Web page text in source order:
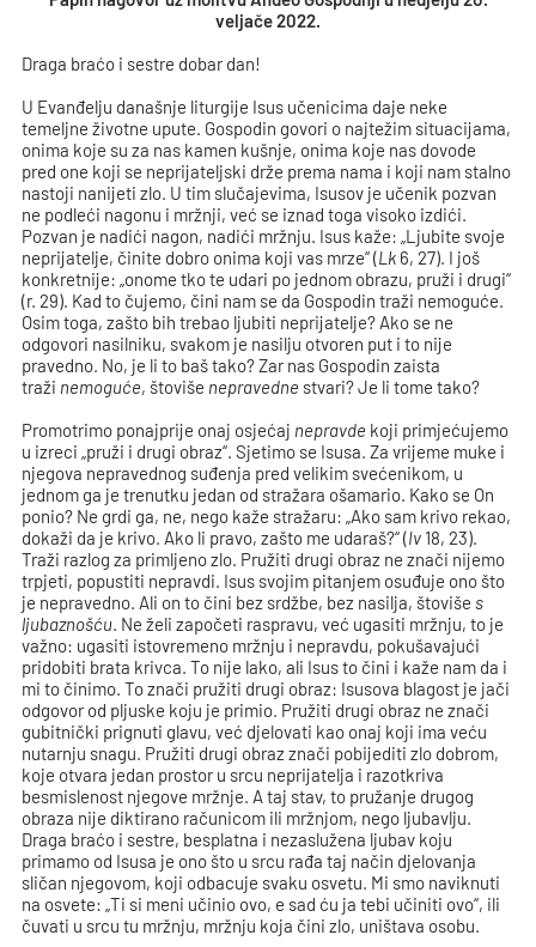
veljače 2022.
Draga braćo i sestre dobar dan!
U Evanđelju današnje liturgije Isus učenicima daje neke
temeljne životne upute. Gospodin govori o najtežim situacijama,
onima koje su za nas kamen kušnje, onima koje nas dovode
pred one koji se neprijateljski drže prema nama i koji nam stalno
nastoji nanijeti zlo. U tim slučajevima, Isusov je učenik pozvan
ne podleći nagonu i mržnji, već se iznad toga visoko izdići.
Pozvan je nadići nagon, nadići mržnju. Isus kaže: „Ljubite svoje
neprijatelje, činite dobro onima koji vas mrze“ (Lk 6, 27). I još
konkretnije: „onome tko te udari po jednom obrazu, pruži i drugi“
(r. 29). Kad to čujemo, čini nam se da Gospodin traži nemoguće.
Osim toga, zašto bih trebao ljubiti neprijatelje? Ako se ne
odgovori nasilniku, svakom je nasilju otvoren put i to nije
pravedno. No, je li to baš tako? Zar nas Gospodin zaista
traži nemoguće, štoviše nepravedne stvari? Je li tome tako?
Promotrimo ponajprije onaj osjećaj nepravde koji primjećujemo
u izreci „pruži i drugi obraz“. Sjetimo se Isusa. Za vrijeme muke i
njegova nepravednog suđenja pred velikim svećenikom, u
jednom ga je trenutku jedan od stražara ošamario. Kako se On
ponio? Ne grdi ga, ne, nego kaže stražaru: „Ako sam krivo rekao,
dokaži da je krivo. Ako li pravo, zašto me udaraš?“ (Iv 18, 23).
Traži razlog za primljeno zlo. Pružiti drugi obraz ne znači nijemo
trpjeti, popustiti nepravdi. Isus svojim pitanjem osuđuje ono što
je nepravedno. Ali on to čini bez srdžbe, bez nasilja, štovišes
ljubaznošću. Ne želi započeti raspravu, već ugasiti mržnju, to je
važno: ugasiti istovremeno mržnju i nepravdu, pokušavajući
pridobiti brata krivca. To nije lako, ali Isus to čini i kaže nam da i
mi to činimo. To znači pružiti drugi obraz: Isusova blagost je jači
odgovor od pljuske koju je primio. Pružiti drugi obraz ne znači
gubitnički prignuti glavu, već djelovati kao onaj koji ima veću
nutarnju snagu. Pružiti drugi obraz znači pobijediti zlo dobrom,
koje otvara jedan prostor u srcu neprijatelja i razotkriva
besmislenost njegove mržnje. A taj stav, to pružanje drugog
obraza nije diktirano računicom ili mržnjom, nego ljubavlju.
Draga braćo i sestre, besplatna i nezaslužena ljubav koju
primamo od Isusa je ono što u srcu rađa taj način djelovanja
sličan njegovom, koji odbacuje svaku osvetu. Mi smo naviknuti
na osvete: „Ti si meni učinio ovo, e sad ću ja tebi učiniti ovo“, ili
čuvati u srcu tu mržnju, mržnju koja čini zlo, uništava osobu.